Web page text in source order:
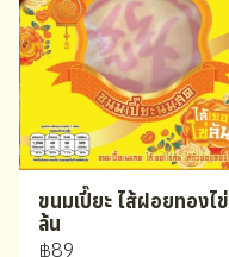
ขนมเปี๊ยะ ไส้ฝอยทองไข่
ล้น
฿89